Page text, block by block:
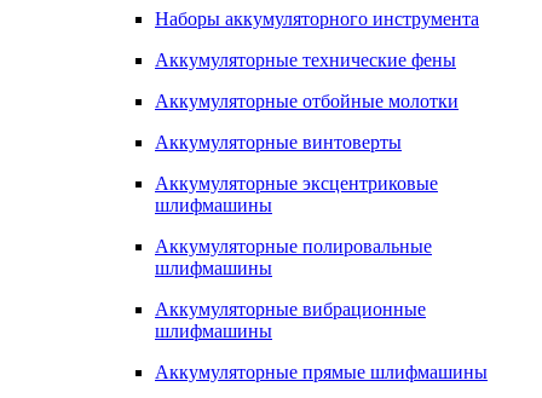
Наборы аккумуляторного инструмента
Аккумуляторные технические фены
Аккумуляторные отбойные молотки
Аккумуляторные винтоверты
Аккумуляторные эксцентриковые
шлифмашины
Аккумуляторные полировальные
шлифмашины
Аккумуляторные вибрационные
шлифмашины
Аккумуляторные прямые шлифмашины